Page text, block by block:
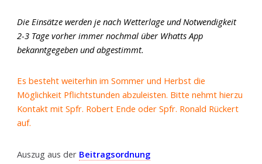
Die Einsätze werden je nach Wetterlage und Notwendigkeit
2-3 Tage vorher immer nochmal über Whatts App
bekanntgegeben und abgestimmt.
Es besteht weiterhin im Sommer und Herbst die
Möglichkeit Pflichtstunden abzuleisten. Bitte nehmt hierzu
Kontakt mit Spfr. Robert Ende oder Spfr. Ronald Rückert
auf.
Auszug aus der Beitragsordnung